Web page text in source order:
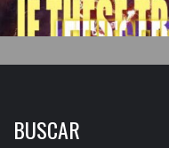
BUSCAR